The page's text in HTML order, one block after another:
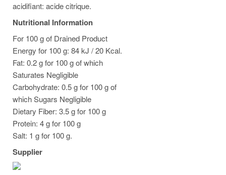
acidifiant: acide citrique.
Nutritional Information
For 100 g of Drained Product
Energy for 100 g: 84 kJ / 20 Kcal.
Fat: 0.2 g for 100 g of which
Saturates Negligible
Carbohydrate: 0.5 g for 100 g of
which Sugars Negligible
Dietary Fiber: 3.5 g for 100 g
Protein: 4 g for 100 g
Salt: 1 g for 100 g.
Supplier